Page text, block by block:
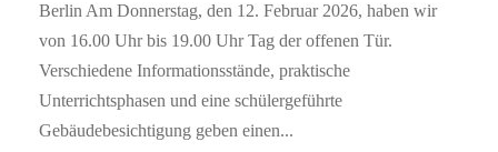
Berlin Am Donnerstag, den 12. Februar 2026, haben wir
von 16.00 Uhr bis 19.00 Uhr Tag der offenen Tür.
Verschiedene Informationsstände, praktische
Unterrichtsphasen und eine schülergeführte
Gebäudebesichtigung geben einen...